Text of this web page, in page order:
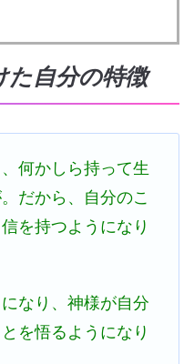
た自分の特徴
何かしら持って生
だから、自分のこ
を持つようになり
なり、神様が自分
を悟るようになり